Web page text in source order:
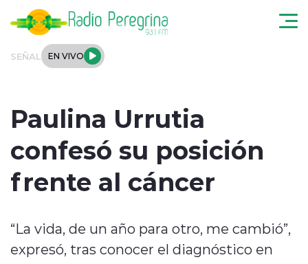
SEÑAL EN VIVO
Internacional
Paulina Urrutia
confesó su posición
frente al cáncer
“La vida, de un año para otro, me cambió”,
expresó, tras conocer el diagnóstico en